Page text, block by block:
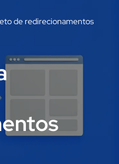
de redirecionamentos